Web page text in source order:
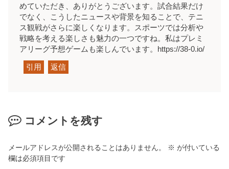
めていただき、ありがとうございます。試合結果だけ
でなく、こうしたニュースや背景を知ることで、テニ
ス観戦がさらに楽しくなります。スポーツでは分析や
戦略を考える楽しさも魅力の一つですね。私はプレミ
アリーグ予想ゲームも楽しんでいます。https://38-0.io/
引用 返信
コメントを残す
メールアドレスが公開されることはありません。 ※ が付いている
欄は必須項目です